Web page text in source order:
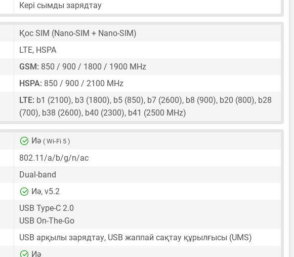
Кері сымды зарядтау
Қос SIM (Nano-SIM + Nano-SIM)
LTE, HSPA
GSM: 850 / 900 / 1800 / 1900 MHz
HSPA: 850 / 900 / 2100 MHz
LTE: b1 (2100), b3 (1800), b5 (850), b7 (2600), b8 (900), b20 (800), b28
(700), b38 (2600), b40 (2300), b41 (2500 MHz)
Иә ( Wi-Fi 5 )
802.11/a/b/g/n/ac
Dual-band
Иә, v5.2
USB Type-C 2.0
USB On-The-Go
USB арқылы зарядтау, USB жаппай сақтау құрылғысы (UMS)
Иә